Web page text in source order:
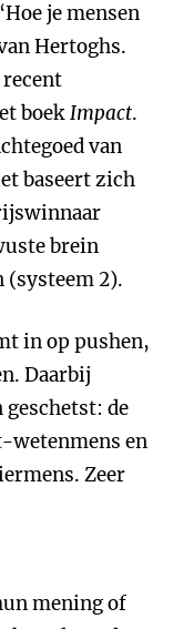
je mensen
Hertoghs.
boekImpact.
van
baseert zich
brein
(systeem 2).
in op pushen,
Daarbij
de
en
Zeer
mening of